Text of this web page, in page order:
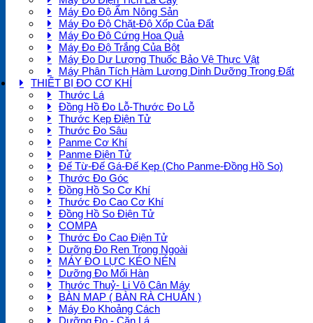
Máy Đo Độ Ẩm Nông Sản
Máy Đo Độ Chặt-Độ Xốp Của Đất
Máy Đo Độ Cứng Hoa Quả
Máy Đo Độ Trắng Của Bột
Máy Đo Dư Lượng Thuốc Bảo Vệ Thực Vật
Máy Phân Tích Hàm Lượng Dinh Dưỡng Trong Đất
THIẾT BỊ ĐO CƠ KHÍ
Thước Lá
Đồng Hồ Đo Lỗ-Thước Đo Lỗ
Thước Kẹp Điện Tử
Thước Đo Sâu
Panme Cơ Khí
Panme Điện Tử
Đế Từ-Đế Gá-Đế Kẹp (Cho Panme-Đồng Hồ So)
Thước Đo Góc
Đồng Hồ So Cơ Khí
Thước Đo Cao Cơ Khí
Đồng Hồ So Điện Tử
COMPA
Thước Đo Cao Điện Tử
Dưỡng Đo Ren Trong Ngoài
MÁY ĐO LỰC KÉO NÉN
Dưỡng Đo Mối Hàn
Thước Thuỷ- Li Vô Cân Máy
BÀN MAP ( BÀN RÀ CHUẨN )
Máy Đo Khoảng Cách
Dưỡng Đo - Căn Lá